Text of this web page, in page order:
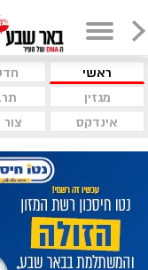
ראשי
מגזין
אינדקס